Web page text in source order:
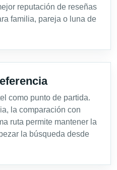
reputación de reseñas
familia, pareja o luna de
como punto de partida.
la comparación con
ruta permite mantener la
la búsqueda desde